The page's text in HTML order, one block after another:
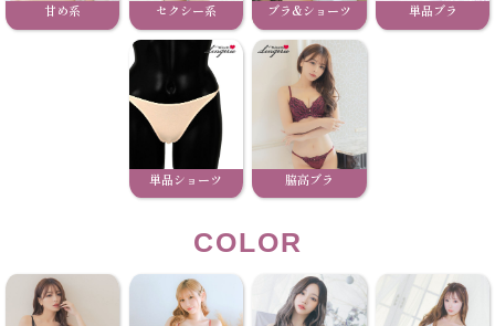
甘め系 セクシー系 ブラ&ショーツ 単品ブラ
単品ショーツ 脇高ブラ
COLOR